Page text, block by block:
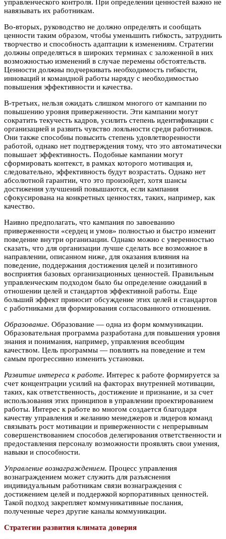
управленческого контроля. При определении ценностей важно не
навязывать их работникам.
Во-вторых, руководство не должно определять и сообщать
ценности таким образом, чтобы уменьшить гибкость, затруднить
творчество и способность адаптации к изменениям. Стратегии
должны определяться в широких терминах с заложенной в них
возможностью изменений в случае перемены обстоятельств.
Ценности должны подчеркивать необходимость гибкости,
инноваций и командной работы наряду с необходимостью
повышения эффективности и качества.
В-третьих, нельзя ожидать слишком многого от кампании по
повышению уровня приверженности. Эти кампании могут
сократить текучесть кадров, усилить степень идентификации с
организацией и развить чувство лояльности среди работников.
Они также способны повысить степень удовлетворенности
работой, однако нет подтверждения тому, что это автоматически
повышает эффективность. Подобные кампании могут
сформировать контекст, в рамках которого мотивация и,
следовательно, эффективность будут возрастать. Однако нет
абсолютной гарантии, что это произойдет, хотя шансы
достижения улучшений повышаются, если кампания
сфокусирована на конкретных ценностях, таких, например, как
качество.
Наивно предполагать, что кампания по завоеванию
приверженности «сердец и умов» полностью и быстро изменит
поведение внутри организации. Однако можно с уверенностью
сказать, что для организации лучше сделать все возможное в
направлении, описанном ниже, для оказания влияния на
поведение, поддержания достижения целей и позитивного
восприятия базовых организационных ценностей. Правильным
управленческим подходом было бы определение ожиданий в
отношении целей и стандартов эффективной работы. Еще
больший эффект приносит обсуждение этих целей и стандартов
с работниками для формирования согласованного отношения.
Образование. Образование — одна из форм коммуникации.
Образовательная программа разработана для повышения уровня
знания и понимания, например, управления всеобщим
качеством. Цель программы — повлиять на поведение и тем
самым прогрессивно изменить установки.
Развитие интереса к работе. Интерес к работе формируется за
счет концентрации усилий на факторах внутренней мотивации,
таких, как ответственность, достижение и признание, и за счет
использования этих принципов в управлении проектированием
работы. Интерес к работе во многом создается благодаря
качеству управления и желанию менеджеров и лидеров команд
связывать рост мотивации и приверженности с непрерывным
совершенствованием способов делегирования ответственности и
предоставления персоналу возможности проявлять свои умения,
навыки и способности.
Управление вознаграждением. Процесс управления
вознаграждением может служить для разъяснения
индивидуальным работникам связи вознаграждения с
достижением целей и поддержкой корпоративных ценностей.
Такой подход закрепляет коммуникативные послания,
полученные через другие каналы коммуникации.
Стратегии развития климата доверия